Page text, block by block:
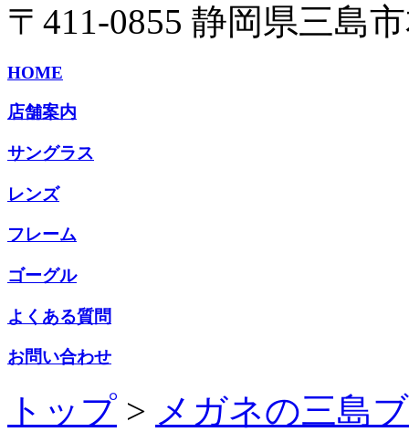
〒411-0855 静岡県三島
HOME
店舗案内
サングラス
レンズ
フレーム
ゴーグル
よくある質問
お問い合わせ
トップ > メガネの三島